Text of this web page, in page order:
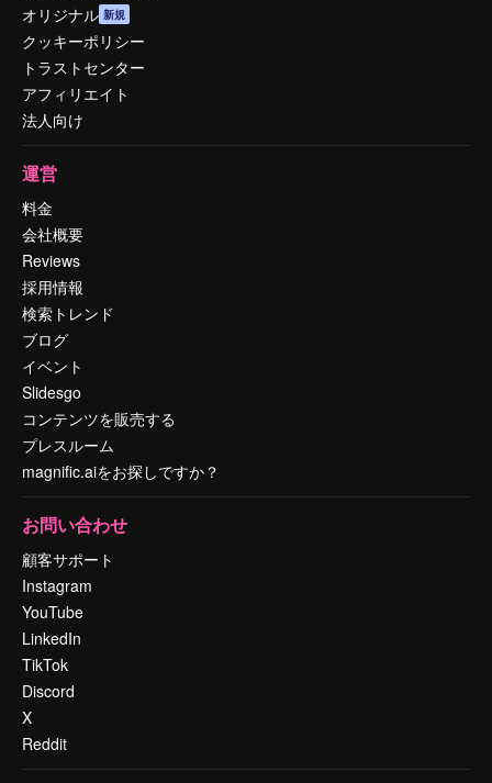
オリジナル 新規
クッキーポリシー
トラストセンター
アフィリエイト
法人向け
運営
料金
会社概要
Reviews
採用情報
検索トレンド
ブログ
イベント
Slidesgo
コンテンツを販売する
プレスルーム
magnific.aiをお探しですか？
お問い合わせ
顧客サポート
Instagram
YouTube
LinkedIn
TikTok
Discord
X
Reddit